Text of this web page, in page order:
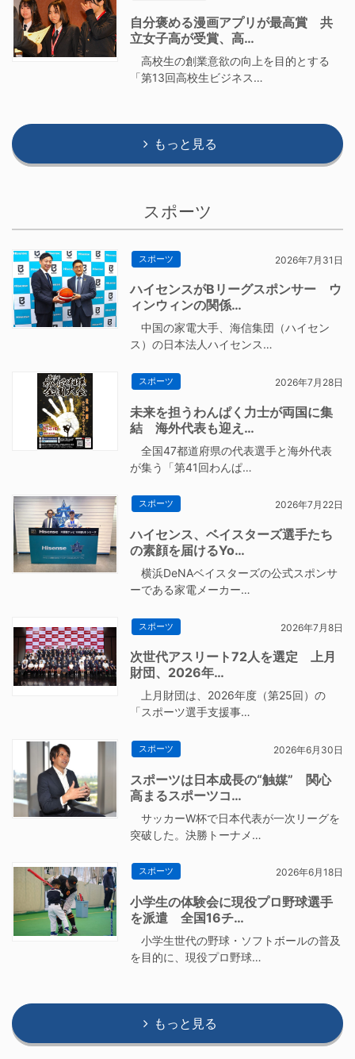
自分褒める漫画アプリが最高賞 共
立女子高が受賞、高…
高校生の創業意欲の向上を目的とする
「第13回高校生ビジネス…
もっと見る
スポーツ
スポーツ 2026年7月31日
ハイセンスがBリーグスポンサー ウ
ィンウィンの関係…
中国の家電大手、海信集団（ハイセン
ス）の日本法人ハイセンス…
スポーツ 2026年7月28日
未来を担うわんぱく力士が両国に集
結 海外代表も迎え…
全国47都道府県の代表選手と海外代表
が集う「第41回わんぱ…
スポーツ 2026年7月22日
ハイセンス、ベイスターズ選手たち
の素顔を届けるYo…
横浜DeNAベイスターズの公式スポンサ
ーである家電メーカー…
スポーツ 2026年7月8日
次世代アスリート72人を選定 上月
財団、2026年…
上月財団は、2026年度（第25回）の
「スポーツ選手支援事…
スポーツ 2026年6月30日
スポーツは日本成長の“触媒” 関心
高まるスポーツコ…
サッカーW杯で日本代表が一次リーグを
突破した。決勝トーナメ…
スポーツ 2026年6月18日
小学生の体験会に現役プロ野球選手
を派遣 全国16チ…
小学生世代の野球・ソフトボールの普及
を目的に、現役プロ野球…
もっと見る